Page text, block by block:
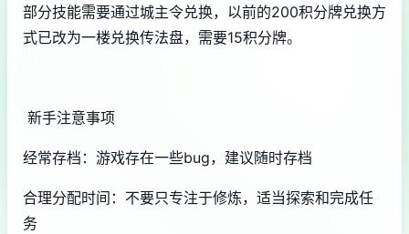
部分技能需要通过城主令兑换，以前的200积分牌兑换方
式已改为一楼兑换传法盘，需要15积分牌。
新手注意事项
经常存档：游戏存在一些bug，建议随时存档
合理分配时间：不要只专注于修炼，适当探索和完成任
务